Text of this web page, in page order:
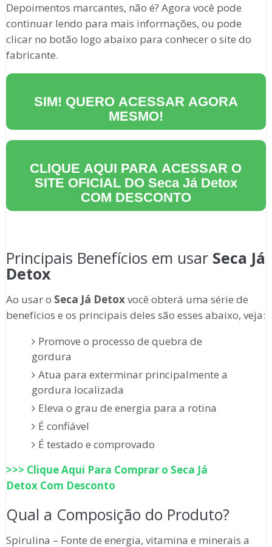
Depoimentos marcantes, não é? Agora você pode
continuar lendo para mais informações, ou pode
clicar no botão logo abaixo para conhecer o site do
fabricante.
SIM! QUERO ACESSAR AGORA
MESMO!
CLIQUE AQUI PARA ACESSAR O
SITE OFICIAL DO Seca Já Detox
COM DESCONTO
Principais Benefícios em usar Seca Já
Detox
Ao usar o Seca Já Detoxvocê obterá uma série de
benefícios e os principais deles são esses abaixo, veja:
Promove o processo de quebra de
gordura
Atua para exterminar principalmente a
gordura localizada
Eleva o grau de energia para a rotina
É confiável
É testado e comprovado
>>> Clique Aqui Para Comprar o Seca Já
DetoxCom Desconto
Qual a Composição do Produto?
Spirulina – Fonte de energia, vitamina e minerais a